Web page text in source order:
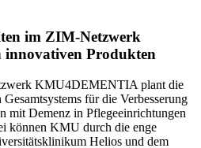
im ZIM-Netzwerk
Produkten
KMU4DEMENTIA plant die
für die Verbesserung
mit Demenz in Pflegeeinrichtungen
können KMU durch die enge
Helios und dem